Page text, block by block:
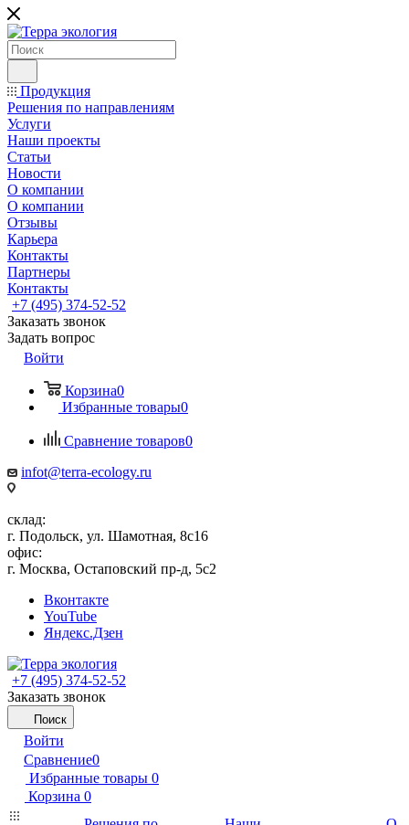
Продукция
Решения по направлениям
Услуги
Наши проекты
Статьи
Новости
О компании
О компании
Отзывы
Карьера
Контакты
Партнеры
Контакты
+7 (495) 374-52-52
Заказать звонок
Задать вопрос
Войти
Корзина0
Избранные товары0
Сравнение товаров0
infot@terra-ecology.ru
склад:
г. Подольск, ул. Шамотная, 8с16
офис:
г. Москва, Остаповский пр-д, 5с2
Вконтакте
YouTube
Яндекс.Дзен
+7 (495) 374-52-52
Заказать звонок
Поиск
Войти
Сравнение0
Избранные товары 0
Корзина 0